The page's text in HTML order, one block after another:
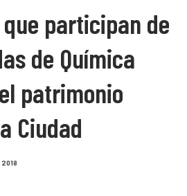
participan de
de Química
patrimonio
Ciudad
2018